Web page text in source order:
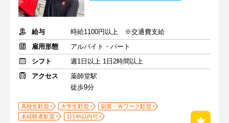
給与
時給1100円以上 ※交通費支給
雇用形態
アルバイト・パート
シフト
週1日以上 1日2時間以上
アクセス
薬師堂駅
徒歩9分
高校生歓迎 大学生歓迎
副業・Ｗワーク歓迎
未経験者歓迎
1日4h以内可